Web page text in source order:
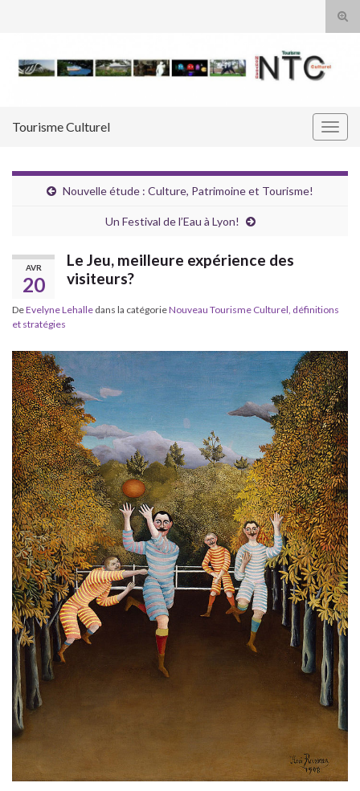
Tourisme Culturel
Nouvelle étude : Culture, Patrimoine et Tourisme!
Un Festival de l’Eau à Lyon!
AVR
20
Le Jeu, meilleure expérience des
visiteurs?
DeEvelyne Lehalle dans la catégorieNouveau Tourisme Culturel, définitions
et stratégies